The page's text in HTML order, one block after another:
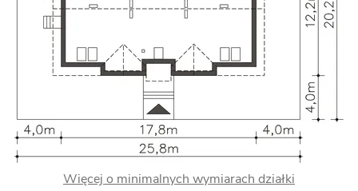
Więcej o minimalnych wymiarach działki